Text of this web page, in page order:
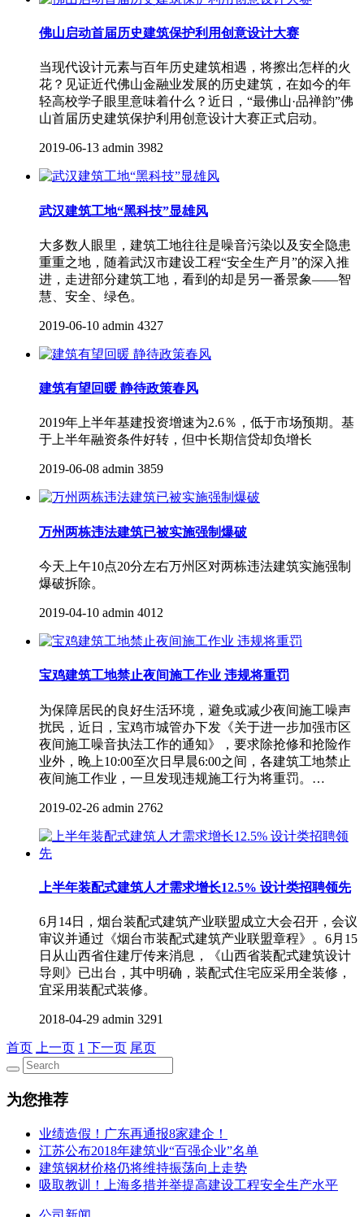
佛山启动首届历史建筑保护利用创意设计大赛
当现代设计元素与百年历史建筑相遇，将擦出怎样的火
花？见证近代佛山金融业发展的历史建筑，在如今的年
轻高校学子眼里意味着什么？近日，“最佛山·品禅韵”佛
山首届历史建筑保护利用创意设计大赛正式启动。
2019-06-13 admin 3982
武汉建筑工地“黑科技”显雄风
大多数人眼里，建筑工地往往是噪音污染以及安全隐患
重重之地，随着武汉市建设工程“安全生产月”的深入推
进，走进部分建筑工地，看到的却是另一番景象——智
慧、安全、绿色。
2019-06-10 admin 4327
建筑有望回暖 静待政策春风
2019年上半年基建投资增速为2.6％，低于市场预期。基
于上半年融资条件好转，但中长期信贷却负增长
2019-06-08 admin 3859
万州两栋违法建筑已被实施强制爆破
今天上午10点20分左右万州区对两栋违法建筑实施强制
爆破拆除。
2019-04-10 admin 4012
宝鸡建筑工地禁止夜间施工作业 违规将重罚
为保障居民的良好生活环境，避免或减少夜间施工噪声
扰民，近日，宝鸡市城管办下发《关于进一步加强市区
夜间施工噪音执法工作的通知》，要求除抢修和抢险作
业外，晚上10:00至次日早晨6:00之间，各建筑工地禁止
夜间施工作业，一旦发现违规施工行为将重罚。…
2019-02-26 admin 2762
上半年装配式建筑人才需求增长12.5% 设计类招聘领先
6月14日，烟台装配式建筑产业联盟成立大会召开，会议
审议并通过《烟台市装配式建筑产业联盟章程》。6月15
日从山西省住建厅传来消息，《山西省装配式建筑设计
导则》已出台，其中明确，装配式住宅应采用全装修，
宜采用装配式装修。
2018-04-29 admin 3291
首页 上一页 1 下一页 尾页
为您推荐
业绩造假！广东再通报8家建企！
江苏公布2018年建筑业“百强企业”名单
建筑钢材价格仍将维持振荡向上走势
吸取教训！上海多措并举提高建设工程安全生产水平